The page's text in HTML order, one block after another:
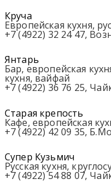
Круча
Европейская кухня,
+7 (4922) 32 24 47,
Янтарь
Бар, европейская
кухня, вайфай
+7 (4922) 36 76 25,
Старая крепость
Кафе, европейская
+7 (4922) 42 09 35,
Супер Кузьмич
Русская кухня,
+7 (4922) 54 88 07,